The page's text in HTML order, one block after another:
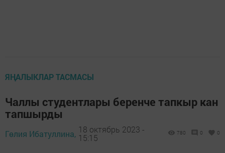
ЯҢАЛЫКЛАР ТАСМАСЫ
Чаллы студентлары беренче тапкыр кан
тапшырды
Гөлия Ибатуллина, 18 октябрь 2023 -
15:15
780 0 0